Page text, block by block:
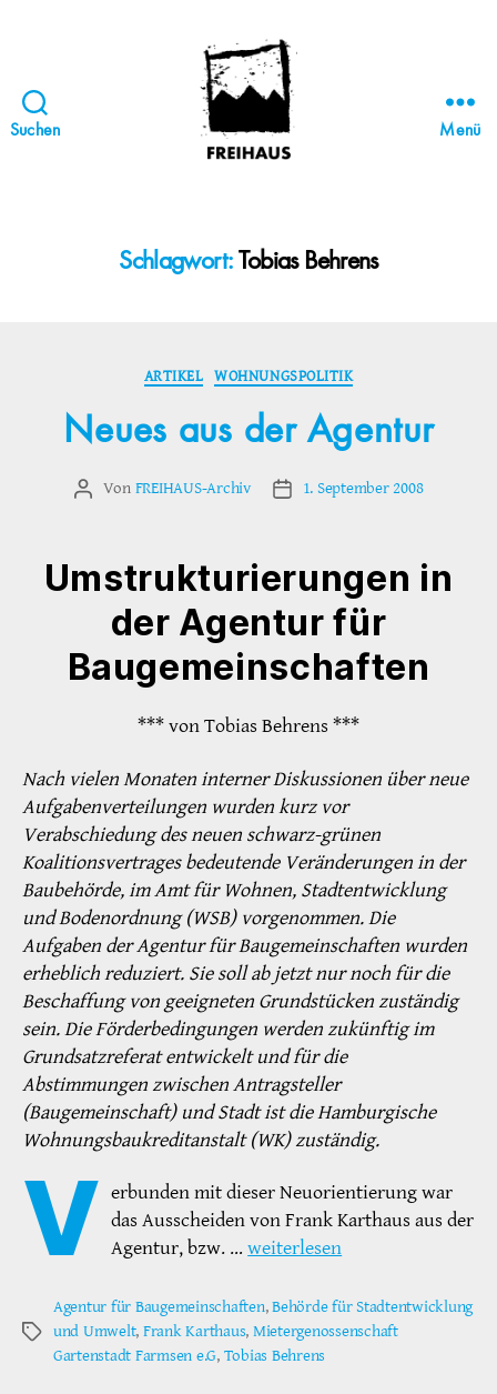
Suchen
STATTBAU
HAMBURG
Menü
Schlagwort: Tobias Behrens
Kategorien
ARTIKEL WOHNUNGSPOLITIK
Neues aus der Agentur
Beitragsautor
Von FREIHAUS-Archiv Veröffentlichungsdatum
1. September 2008
Umstrukturierungen in
der Agentur für
Baugemeinschaften
*** von Tobias Behrens ***
Nach vielen Monaten interner Diskussionen über neue
Aufgabenverteilungen wurden kurz vor
Verabschiedung des neuen schwarz-grünen
Koalitionsvertrages bedeutende Veränderungen in der
Baubehörde, im Amt für Wohnen, Stadtentwicklung
und Bodenordnung (WSB) vorgenommen. Die
Aufgaben der Agentur für Baugemeinschaften wurden
erheblich reduziert. Sie soll ab jetzt nur noch für die
Beschaffung von geeigneten Grundstücken zuständig
sein. Die Förderbedingungen werden zukünftig im
Grundsatzreferat entwickelt und für die
Abstimmungen zwischen Antragsteller
(Baugemeinschaft) und Stadt ist die Hamburgische
Wohnungsbaukreditanstalt (WK) zuständig.
V erbunden mit dieser Neuorientierung war
das Ausscheiden von Frank Karthaus aus der
Agentur, bzw. …weiterlesen
Schlagwörter
Agentur für Baugemeinschaften,Behörde für Stadtentwicklung
und Umwelt, Frank Karthaus, Mietergenossenschaft
Gartenstadt Farmsen e.G, Tobias Behrens